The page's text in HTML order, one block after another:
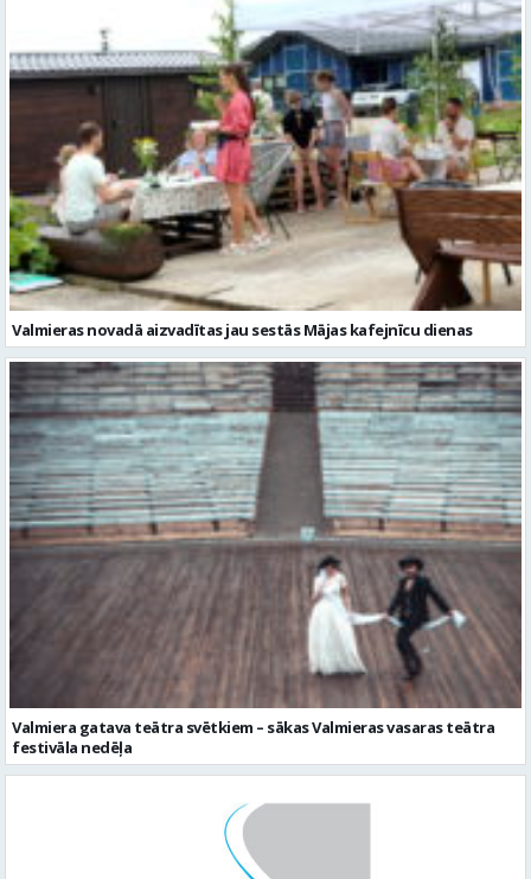
Valmierieši triumfē piemiņas sacensībās
Valmieras novadā aizvadītas jau sestās Mājas kafejnīcu dienas
Valmiera gatava teātra svētkiem – sākas Valmieras vasaras teātra